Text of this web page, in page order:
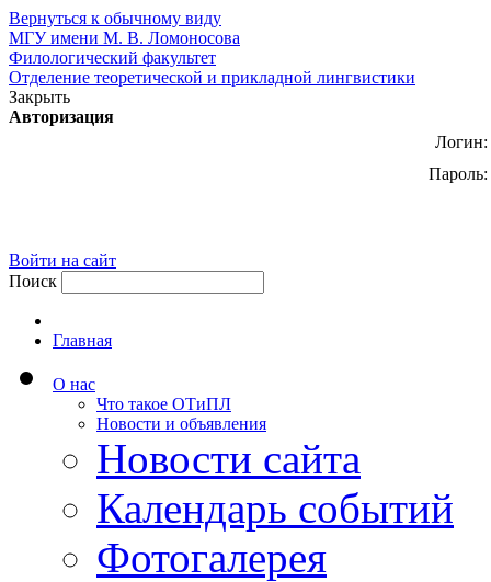
Вернуться к обычному виду
МГУ имени М. В. Ломоносова
Филологический факультет
Отделение теоретической и прикладной лингвистики
Закрыть
Авторизация
Логин:
Пароль:
Войти на сайт
Поиск
Главная
О нас
Что такое ОТиПЛ
Новости и объявления
Новости сайта
Календарь событий
Фотогалерея